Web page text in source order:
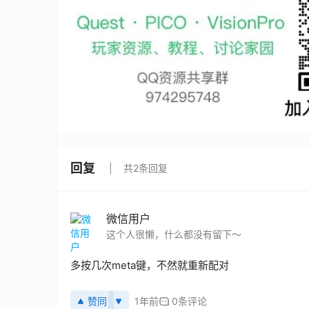
回复 共2条回复
微信用户
这个人很懒，什么都没有留下～
多按几次meta键，不然就重新配对
赞同 1年前 0条评论